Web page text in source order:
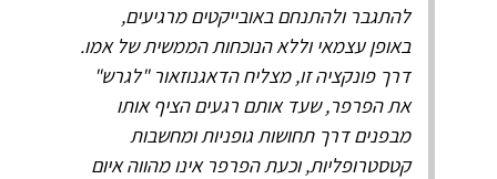
להתגבר ולהתנחם באובייקטים מרגיעים,
באופן עצמאי וללא הנוכחות הממשית של אמו.
דרך פונקציה זו, מצליח הדאגנוזאור "לגרש"
את הפרפר, שעד אותם רגעים הציף אותו
מבפנים דרך תחושות גופניות ומחשבות
קטסטרופליות, וכעת הפרפר אינו מהווה איום